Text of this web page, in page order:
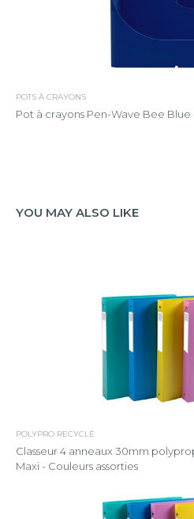
POTS À CRAYONS
Pot à crayons Pen-Wave Bee
YOU MAY ALSO LIKE
POLYPRO RECYCLÉ
Classeur 4 anneaux 30mm
Maxi - Couleurs assorties